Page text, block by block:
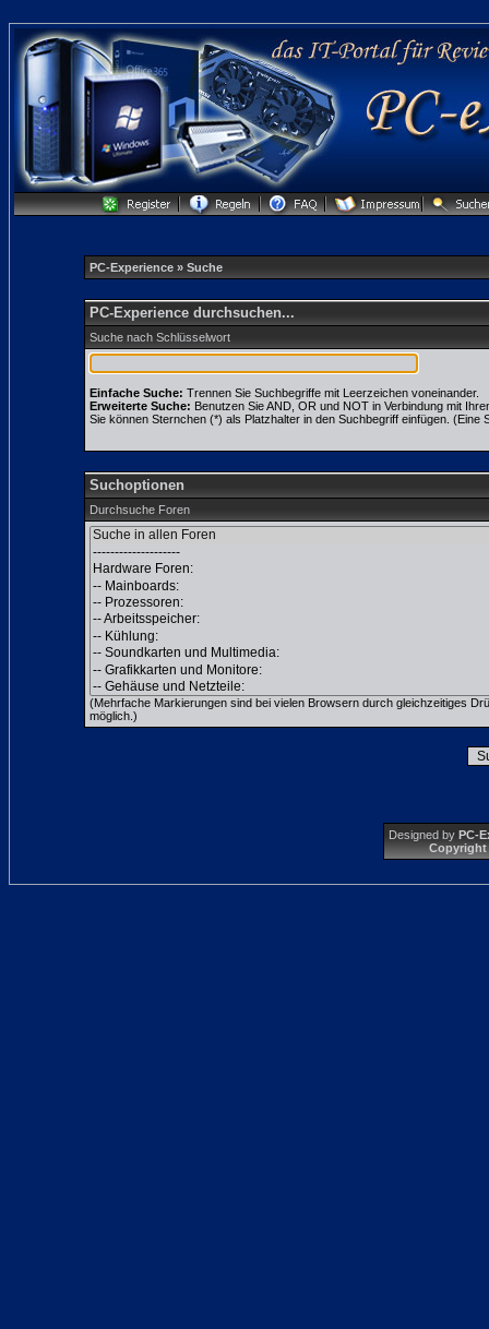
PC-Experience » Suche
PC-Experience durchsuchen...
Suche nach Schlüsselwort
Einfache Suche: Trennen Sie Suchbegriffe mit Leerzeichen voneinander.
Erweiterte Suche: Benutzen Sie AND, OR und NOT in Verbindung mit
Sie können Sternchen (*) als Platzhalter in den Suchbegriff einfügen. (Eine
Suchoptionen
Durchsuche Foren
(Mehrfache Markierungen sind bei vielen Browsern durch gleichzeitiges
möglich.)
Designed by PC-
Copyright